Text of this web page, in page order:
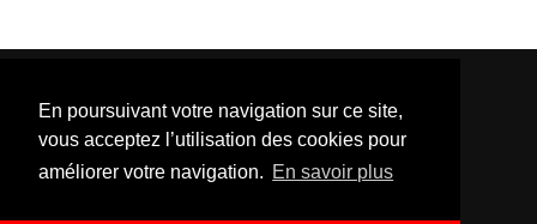
En poursuivant votre navigation sur ce site,
vous acceptez l’utilisation des cookies pour
améliorer votre navigation. En savoir plus
Template Created By :ThemeXpose| Distributed By